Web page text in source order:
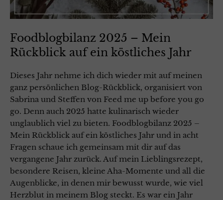
Foodblogbilanz 2025 – Mein
Rückblick auf ein köstliches Jahr
Dieses Jahr nehme ich dich wieder mit auf meinen
ganz persönlichen Blog-Rückblick, organisiert von
Sabrina und Steffen von Feed me up before you go
go. Denn auch 2025 hatte kulinarisch wieder
unglaublich viel zu bieten. Foodblogbilanz 2025 –
Mein Rückblick auf ein köstliches Jahr und in acht
Fragen schaue ich gemeinsam mit dir auf das
vergangene Jahr zurück. Auf mein Lieblingsrezept,
besondere Reisen, kleine Aha-Momente und all die
Augenblicke, in denen mir bewusst wurde, wie viel
Herzblut in meinem Blog steckt. Es war ein Jahr